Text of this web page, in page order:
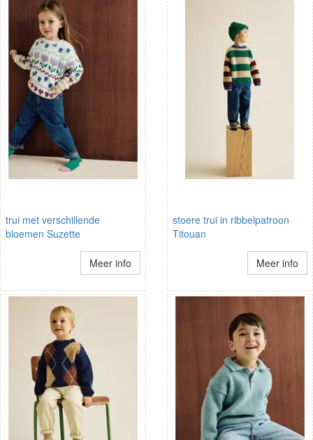
trui met verschillende
bloemen Suzette
Meer info
stoere trui in ribbelpatroon
Titouan
Meer info